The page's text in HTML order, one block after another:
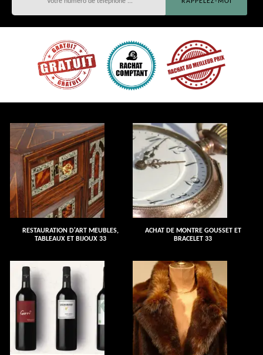
RESTAURATION D'ART MEUBLES,
TABLEAUX ET BIJOUX 33
ACHAT DE MONTRE GOUSSET ET
BRACELET 33